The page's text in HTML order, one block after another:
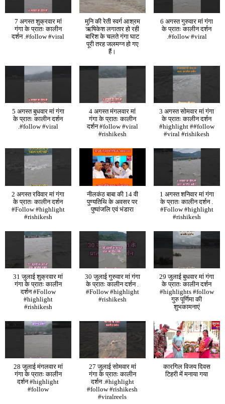
7 अगस्त शुक्रवार मां
गंगा के प्रातः कालीन
दर्शन .#follow #viral
मुनि की रेती स्वर्ग आश्रम
ऋषिकेश लगातार हो रही
बारिश के चलते गंगा घाट
पूरी तरह जलमग्न हो गए
हैं।
6 अगस्त गुरुवार मां गंगा
के प्रातः कालीन दर्शन
.#follow #viral
5 अगस्त बुधवार मां गंगा
के प्रातः कालीन दर्शन
.#follow #viral
4 अगस्त मंगलवार मां
गंगा के प्रातः कालीन
दर्शन #follow #viral
#rishikesh
3 अगस्त सोमवार मां गंगा
के प्रातः कालीन दर्शन
#highlight ##follow
#viral #rishikesh
2 अगस्त रविवार मां गंगा
के प्रातः कालीन दर्शन
#Follow #highlight
#rishikesh
नीलकंठ बाबा की 14 वी
पुण्यतिथि के अवसर पर
पुष्पांजलि एवं भंडारा
1 अगस्त शनिवार मां गंगा
के प्रातः कालीन दर्शन .
#Follow #highlight
#rishikesh
31 जुलाई शुक्रवार मां
गंगा के प्रातः कालीन
दर्शन #Follow
#highlight
#rishikesh
30 जुलाई गुरुवार मां गंगा
के प्रातः कालीन दर्शन .
#Follow #highlight
#rishikesh
29 जुलाई बुधवार मां गंगा
के प्रातः कालीन दर्शन
#highlights #follow
गुरु पूर्णिमा की
शुभकामनाएं
28 जुलाई मंगलवार मां
गंगा के प्रातः कालीन
दर्शन #highlight
#follow
27 जुलाई सोमवार मां
गंगा के प्रातः कालीन
दर्शन .#highlight
#follow #rishikesh
#viralreels
कारगिल विजय दिवस
टिहरी में मनाया गया